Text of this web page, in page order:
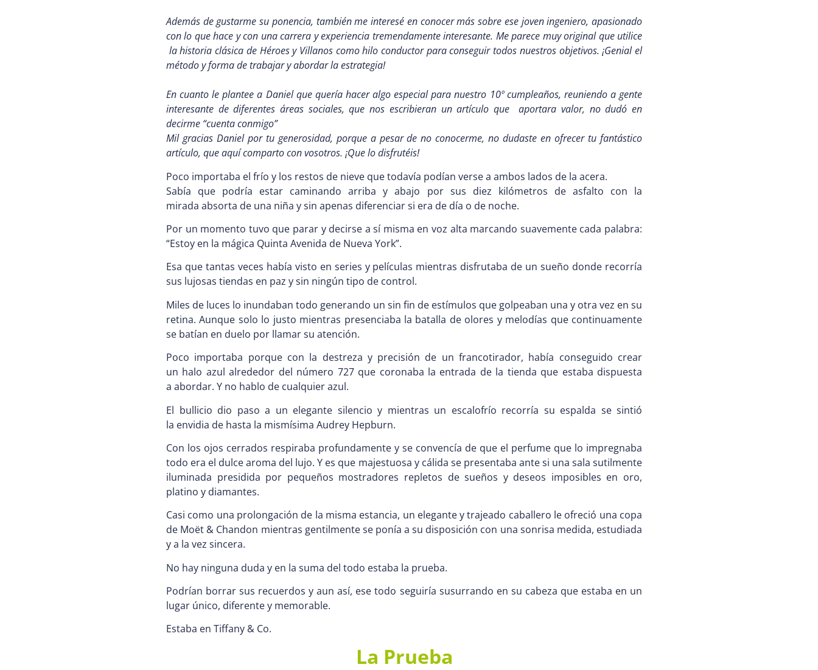
Además de gustarme su ponencia, también me interesé en conocer más sobre ese joven ingeniero, apasionado
con lo que hace y con una carrera y experiencia tremendamente interesante. Me parece muy original que utilice
la historia clásica de Héroes y Villanos como hilo conductor para conseguir todos nuestros objetivos. ¡Genial el
método y forma de trabajar y abordar la estrategia!
En cuanto le plantee a Daniel que quería hacer algo especial para nuestro 10º cumpleaños, reuniendo a gente
interesante de diferentes áreas sociales, que nos escribieran un artículo que aportara valor, no dudó en
decirme “cuenta conmigo”
Mil gracias Daniel por tu generosidad, porque a pesar de no conocerme, no dudaste en ofrecer tu fantástico
artículo, que aquí comparto con vosotros. ¡Que lo disfrutéis!
Poco importaba el frío y los restos de nieve que todavía podían verse a ambos lados de la acera.
Sabía que podría estar caminando arriba y abajo por sus diez kilómetros de asfalto con la
mirada absorta de una niña y sin apenas diferenciar si era de día o de noche.
Por un momento tuvo que parar y decirse a sí misma en voz alta marcando suavemente cada palabra:
“Estoy en la mágica Quinta Avenida de Nueva York”.
Esa que tantas veces había visto en series y películas mientras disfrutaba de un sueño donde recorría
sus lujosas tiendas en paz y sin ningún tipo de control.
Miles de luces lo inundaban todo generando un sin fin de estímulos que golpeaban una y otra vez en su
retina. Aunque solo lo justo mientras presenciaba la batalla de olores y melodías que continuamente
se batían en duelo por llamar su atención.
Poco importaba porque con la destreza y precisión de un francotirador, había conseguido crear
un halo azul alrededor del número 727 que coronaba la entrada de la tienda que estaba dispuesta
a abordar. Y no hablo de cualquier azul.
El bullicio dio paso a un elegante silencio y mientras un escalofrío recorría su espalda se sintió
la envidia de hasta la mismísima Audrey Hepburn.
Con los ojos cerrados respiraba profundamente y se convencía de que el perfume que lo impregnaba
todo era el dulce aroma del lujo. Y es que majestuosa y cálida se presentaba ante si una sala sutilmente
iluminada presidida por pequeños mostradores repletos de sueños y deseos imposibles en oro,
platino y diamantes.
Casi como una prolongación de la misma estancia, un elegante y trajeado caballero le ofreció una copa
de Moët & Chandon mientras gentilmente se ponía a su disposición con una sonrisa medida, estudiada
y a la vez sincera.
No hay ninguna duda y en la suma del todo estaba la prueba.
Podrían borrar sus recuerdos y aun así, ese todo seguiría susurrando en su cabeza que estaba en un
lugar único, diferente y memorable.
Estaba en Tiffany & Co.
La Prueba